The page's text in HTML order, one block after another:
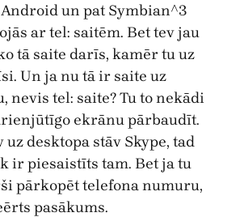
un pat Symbian^3
ar tel: saitēm. Bet tev jau
tā saite darīs, kamēr tu uz
Un ja nu tā ir saite uz
nevis tel: saite? Tu to nekādi
ekrānu pārbaudīt.
uz desktopa stāv Skype, tad
ir piesaistīts tam. Bet ja tu
pārkopēt telefona numuru,
pasākums.